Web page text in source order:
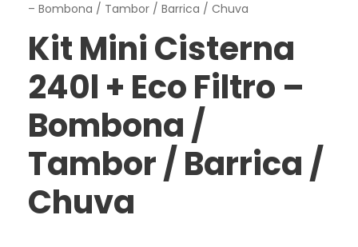
– Bombona / Tambor / Barrica / Chuva
Kit Mini Cisterna
240l + Eco Filtro –
Bombona /
Tambor / Barrica /
Chuva